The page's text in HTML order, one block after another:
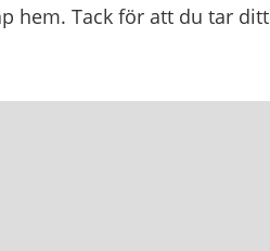
hem. Tack för att du tar ditt